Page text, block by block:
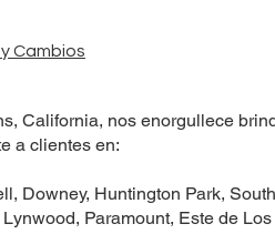
Cambios
California, nos enorgullece
a clientes en:
Downey, Huntington Park,
Paramount, Este de